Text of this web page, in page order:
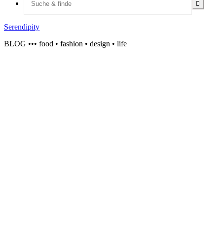
Serendipity
BLOG ••• food • fashion • design • life